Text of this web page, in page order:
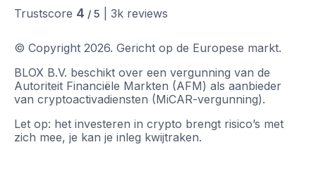
Trustscore 4 / 5 3k reviews
© Copyright 2026. Gericht op de Europese markt.
BLOX B.V. beschikt over een vergunning van de
Autoriteit Financiële Markten (AFM) als aanbieder
van cryptoactivadiensten (MiCAR-vergunning).
Let op: het investeren in crypto brengt risico’s met
zich mee, je kan je inleg kwijtraken.